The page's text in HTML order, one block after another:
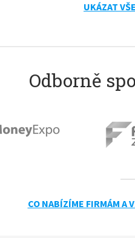
UKÁZAT
Odborně
CO NABÍZÍME FIRMÁM A